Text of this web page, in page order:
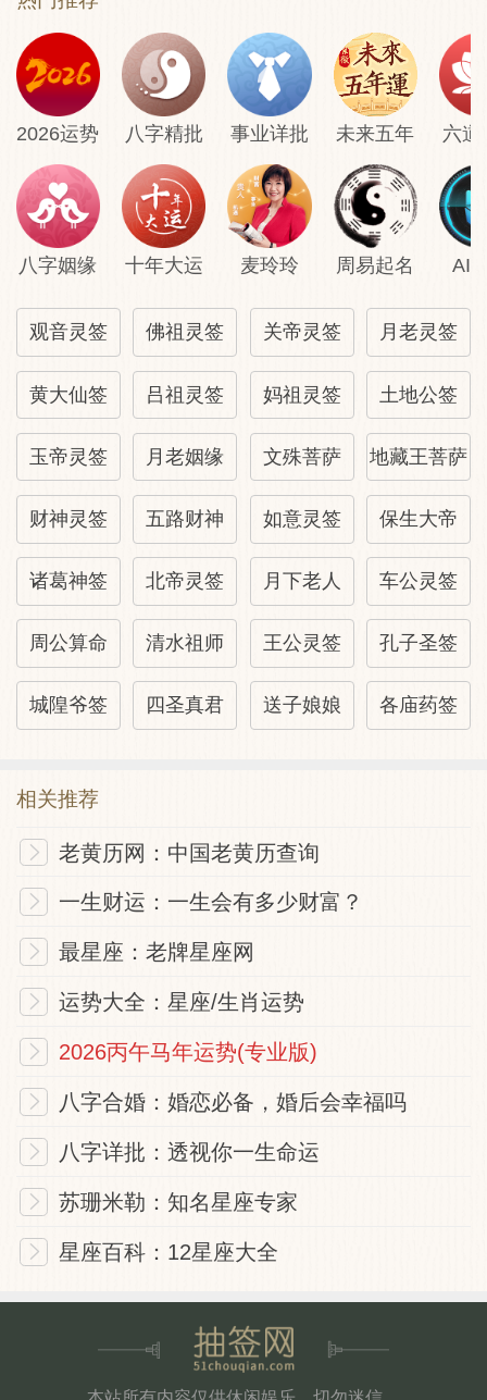
2026运势 八字精批 事业详批 未来五年 六道
八字姻缘 十年大运 麦玲玲 周易起名 AI
观音灵签 佛祖灵签 关帝灵签 月老灵签
黄大仙签 吕祖灵签 妈祖灵签 土地公签
玉帝灵签 月老姻缘 文殊菩萨 地藏王菩萨
财神灵签 五路财神 如意灵签 保生大帝
诸葛神签 北帝灵签 月下老人 车公灵签
周公算命 清水祖师 王公灵签 孔子圣签
城隍爷签 四圣真君 送子娘娘 各庙药签
相关推荐
老黄历网：中国老黄历查询
一生财运：一生会有多少财富？
最星座：老牌星座网
运势大全：星座/生肖运势
2026丙午马年运势(专业版)
八字合婚：婚恋必备，婚后会幸福吗
八字详批：透视你一生命运
苏珊米勒：知名星座专家
星座百科：12星座大全